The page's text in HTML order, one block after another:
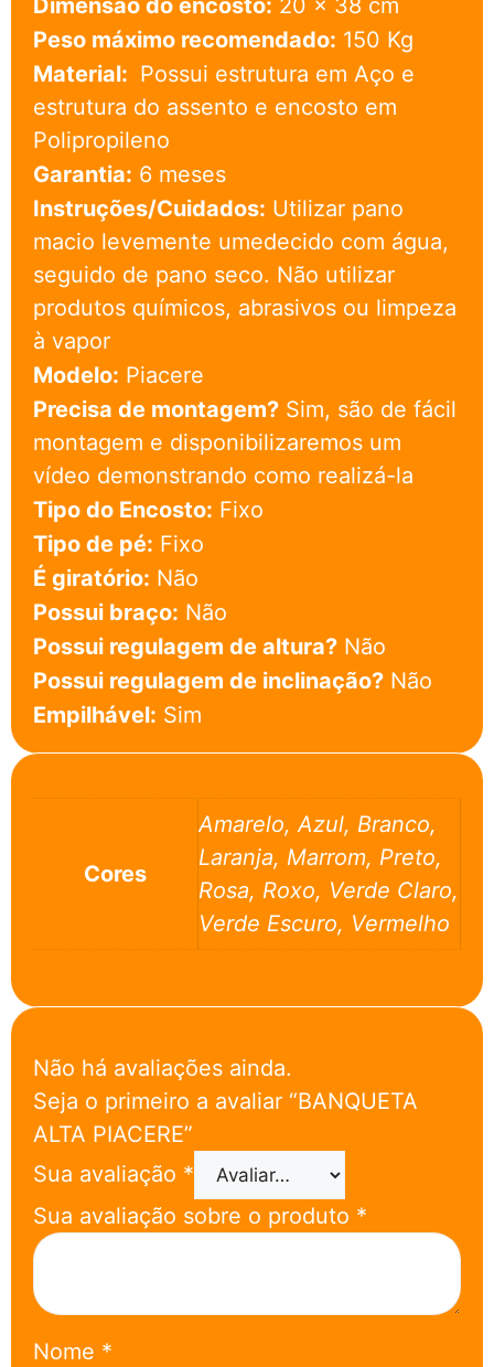
Peso máximo recomendado: 150 Kg
Material: Possui estrutura em Aço e
estrutura do assento e encosto em
Polipropileno
Garantia: 6 meses
Instruções/Cuidados: Utilizar pano
macio levemente umedecido com água,
seguido de pano seco. Não utilizar
produtos químicos, abrasivos ou limpeza
à vapor
Modelo: Piacere
Precisa de montagem? Sim, são de fácil
montagem e disponibilizaremos um
vídeo demonstrando como realizá-la
Tipo do Encosto: Fixo
Tipo de pé: Fixo
É giratório: Não
Possui braço: Não
Possui regulagem de altura? Não
Possui regulagem de inclinação? Não
Empilhável: Sim
Cores
Amarelo, Azul, Branco,
Laranja, Marrom, Preto,
Rosa, Roxo, Verde Claro,
Verde Escuro, Vermelho
Não há avaliações ainda.
Seja o primeiro a avaliar “BANQUETA
ALTA PIACERE”
Sua avaliação *
Sua avaliação sobre o produto *
Nome *